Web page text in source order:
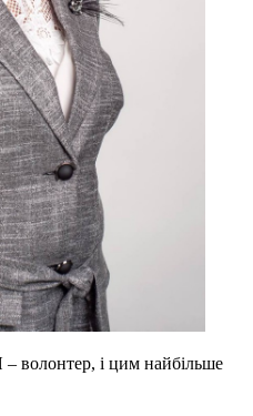
– волонтер, і цим найбільше